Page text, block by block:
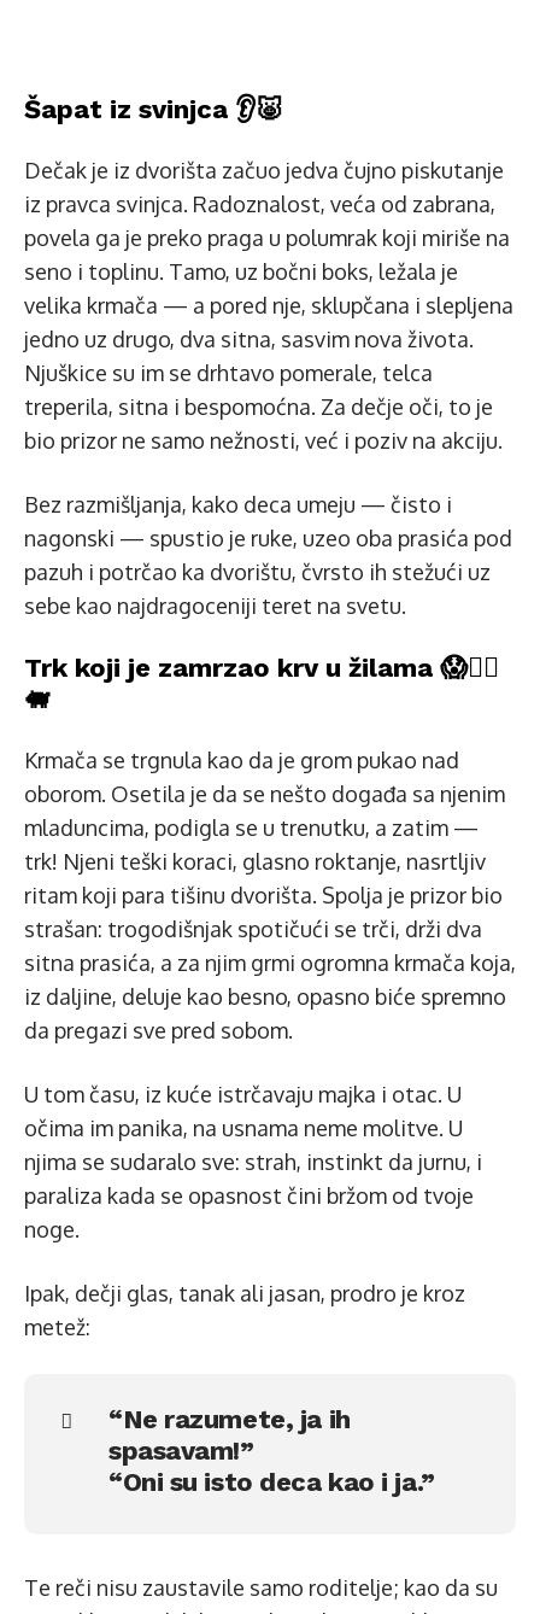
Šapat iz svinjca 👂🐷
Dečak je iz dvorišta začuo jedva čujno piskutanje
iz pravca svinjca. Radoznalost, veća od zabrana,
povela ga je preko praga u polumrak koji miriše na
seno i toplinu. Tamo, uz bočni boks, ležala je
velika krmača — a pored nje, sklupčana i slepljena
jedno uz drugo, dva sitna, sasvim nova života.
Njuškice su im se drhtavo pomerale, telca
treperila, sitna i bespomoćna. Za dečje oči, to je
bio prizor ne samo nežnosti, već i poziv na akciju.
Bez razmišljanja, kako deca umeju — čisto i
nagonski — spustio je ruke, uzeo oba prasića pod
pazuh i potrčao ka dvorištu, čvrsto ih stežući uz
sebe kao najdragoceniji teret na svetu.
Trk koji je zamrzao krv u žilama 😱🏃‍♂️
🐖
Krmača se trgnula kao da je grom pukao nad
oborom. Osetila je da se nešto događa sa njenim
mladuncima, podigla se u trenutku, a zatim —
trk! Njeni teški koraci, glasno roktanje, nasrtljiv
ritam koji para tišinu dvorišta. Spolja je prizor bio
strašan: trogodišnjak spotičući se trči, drži dva
sitna prasića, a za njim grmi ogromna krmača koja,
iz daljine, deluje kao besno, opasno biće spremno
da pregazi sve pred sobom.
U tom času, iz kuće istrčavaju majka i otac. U
očima im panika, na usnama neme molitve. U
njima se sudaralo sve: strah, instinkt da jurnu, i
paraliza kada se opasnost čini bržom od tvoje
noge.
Ipak, dečji glas, tanak ali jasan, prodro je kroz
metež:
“Ne razumete, ja ih
spasavam!”
“Oni su isto deca kao i ja.”
Te reči nisu zaustavile samo roditelje; kao da su